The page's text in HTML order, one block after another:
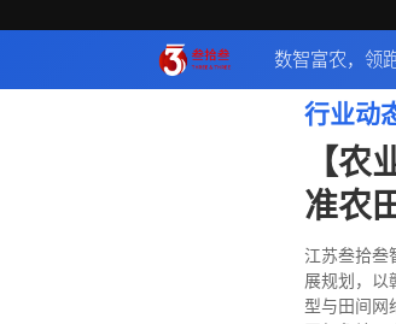
数智富农，领
行业动
【农
准农
江苏叁拾
展规划，
型与田间网